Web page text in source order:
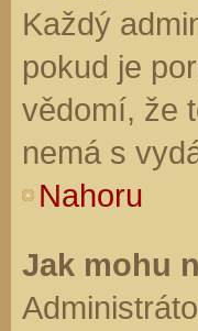
Každý
pokud je
vědomí, že
nemá s
Nahoru
Jak mohu